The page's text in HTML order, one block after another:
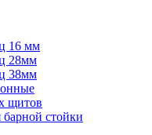
16 мм
28мм
38мм
щитов
стойки